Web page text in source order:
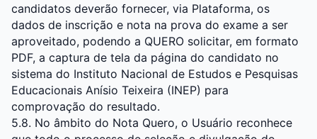
candidatos deverão fornecer, via Plataforma, os
dados de inscrição e nota na prova do exame a ser
aproveitado, podendo a QUERO solicitar, em formato
PDF, a captura de tela da página do candidato no
sistema do Instituto Nacional de Estudos e Pesquisas
Educacionais Anísio Teixeira (INEP) para
comprovação do resultado.
5.8. No âmbito do Nota Quero, o Usuário reconhece